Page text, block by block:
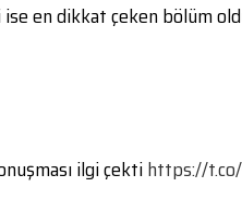
en dikkat çeken bölüm
ilgi çektihttps://